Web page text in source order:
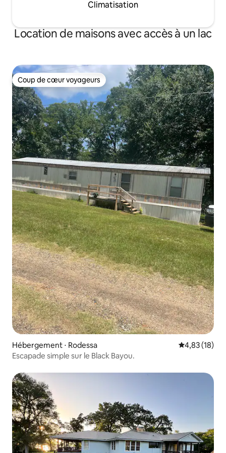
Climatisation
Location de maisons avec accès à un lac
Coup de cœur voyageurs
Coup de cœur voyageurs
Hébergement ⋅ Rodessa Évaluation
4,83 (18)
Escapade simple sur le Black Bayou.